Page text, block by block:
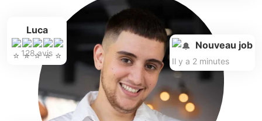
Luca
128 avis
Nouveau job
Il y a 2 minutes